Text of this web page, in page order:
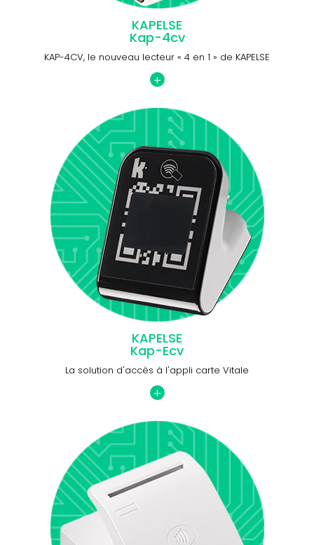
KAPELSE
Kap-4cv
KAP-4CV, le nouveau lecteur « 4 en 1 » de KAPELSE
+
KAPELSE
Kap-Ecv
La solution d'accès à l'appli carte Vitale
+